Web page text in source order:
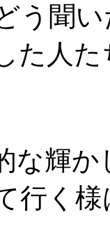
う聞
た人
な輝
行く